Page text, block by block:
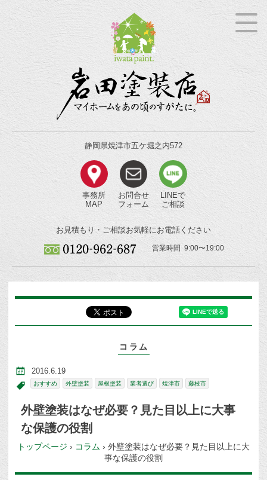
静岡県焼津市五ケ堀之内572
事務所
MAP
お問合せ
フォーム
LINEで
ご相談
お見積もり・ご相談お気軽にお電話ください
営業時間 9:00〜19:00
コラム
2016.6.19
おすすめ 外壁塗装 屋根塗装 業者選び 焼津市 藤枝市
外壁塗装はなぜ必要？見た目以上に大事
な保護の役割
トップページ › コラム › 外壁塗装はなぜ必要？見た目以上に大
事な保護の役割